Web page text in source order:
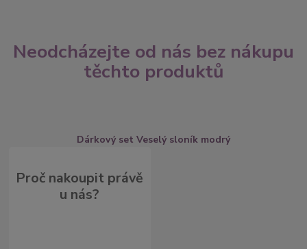
Neodcházejte od nás bez nákupu
těchto produktů
Dárkový set Veselý sloník modrý
Proč nakoupit právě
u nás?